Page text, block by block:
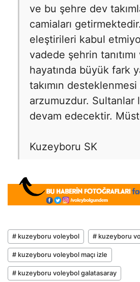
ve bu şehre dev
camiaları
eleştirileri kabul
vadede şehrin
hayatında büyük fark
takımın
arzumuzdur. Sultanlar
devam edecektir.
Kuzeyboru SK
# kuzeyboru voleybol # kuzeyboru
# kuzeyboru voleybol maçı izle
# kuzeyboru voleybol galatasaray